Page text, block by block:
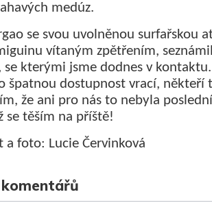
medúz.
se svou uvolněnou surfařskou
vítaným zpětřením,
se kterými jsme dodnes v
špatnou dostupnost vrací, někteří
že ani pro nás to nebyla
se těším na příště!
a foto: Lucie Červinková